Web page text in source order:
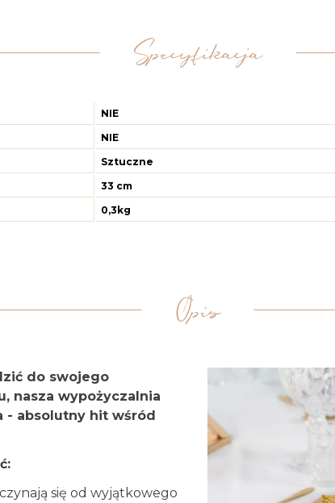
Specyfikacja
NIE
NIE
Sztuczne
33 cm
0,3kg
Opis
do swojego
nasza wypożyczalnia
- absolutny hit wśród
się od wyjątkowego